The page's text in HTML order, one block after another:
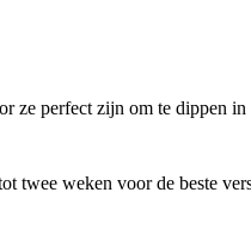
ze perfect zijn om te dippen in
twee weken voor de beste